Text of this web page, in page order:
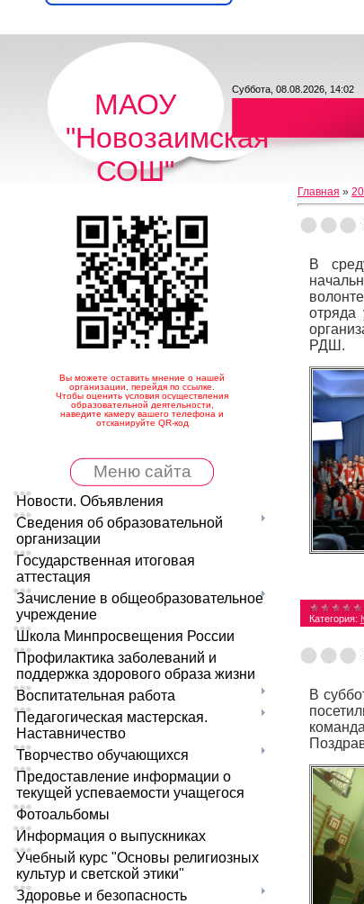
МАОУ
"Новозаимская
СОШ"
Суббота, 08.08.2026, 14:02
Вы можете оставить мнение о нашей
организации, перейдя по ссылке.
Чтобы оценить условия осуществления
образовательной деятельности,
наведите камеру вашего телефона и
отсканируйте QR-код
Меню сайта
Новости. Объявления
Сведения об образовательной
организации
Государственная итоговая
аттестация
Зачисление в общеобразовательное
учреждение
Школа Минпросвещения России
Профилактика заболеваний и
поддержка здорового образа жизни
Воспитательная работа
Педагогическая мастерская.
Наставничество
Творчество обучающихся
Предоставление информации о
текущей успеваемости учащегося
Фотоальбомы
Информация о выпускниках
Учебный курс "Основы религиозных
культур и светской этики"
Здоровье и безопасность
Главная »
В
отряда
РДШ.
Категория:
В